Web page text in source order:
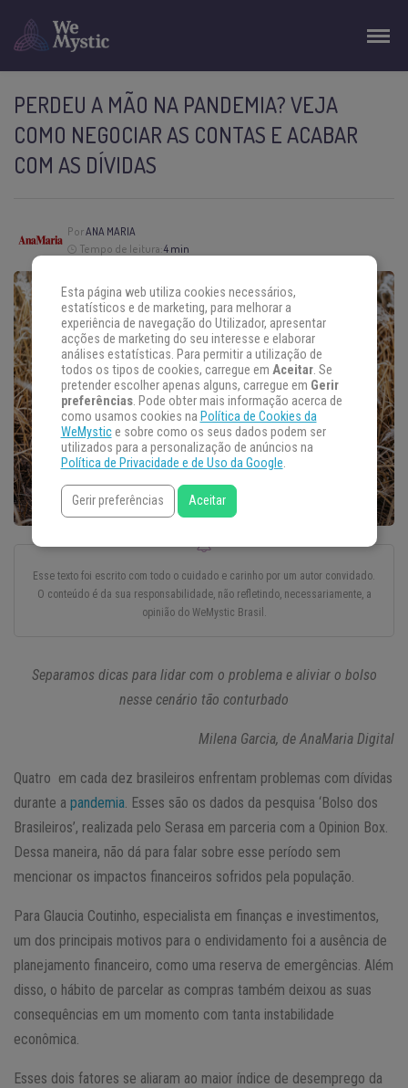
PERDEU A MÃO NA PANDEMIA? VEJA
COMO NEGOCIAR AS CONTAS E ACABAR
COM AS DÍVIDAS
PorANA MARIA
Tempo de leitura:4 min
Esse texto foi escrito com todo o cuidado e carinho por um autor convidado.
O conteúdo é da sua responsabilidade, não refletindo, necessariamente, a
opinião do WeMystic Brasil.
Separamos dicas para lidar com o problema e aliviar o bolso
nesse cenário tão conturbado
Milena Garcia, de AnaMaria Digital
Quatro em cada dez brasileiros enfrentam problemas com dívidas
durante a pandemia . Esses são os dados da pesquisa ‘Bolso dos
Brasileiros’, realizada pelo Serasa em parceria com a Opinion Box.
Dessa maneira, não dá para falar sobre esse período sem
mencionar os impactos financeiros sofridos pela população.
Para Glaucia Coutinho, especialista em finanças e investimentos,
um dos principais motivos para o endividamento foi a ausência de
planejamento financeiro, como uma reserva de emergências. Além
disso, o hábito de parcelar as compras também deixou as suas
consequências em um momento com tanta instabilidade
econômica.
Esses dois fatores se aliaram ao maior índice de desemprego da
Esta página web utiliza cookies necessários,
estatísticos e de marketing, para melhorar a
experiência de navegação do Utilizador, apresentar
acções de marketing do seu interesse e elaborar
análises estatísticas. Para permitir a utilização de
todos os tipos de cookies, carregue em Aceitar. Se
pretender escolher apenas alguns, carregue em Gerir
preferências. Pode obter mais informação acerca de
como usamos cookies na Política de Cookies da
WeMystice sobre como os seus dados podem ser
utilizados para a personalização de anúncios na
Política de Privacidade e de Uso da Google.
Gerir preferências Aceitar